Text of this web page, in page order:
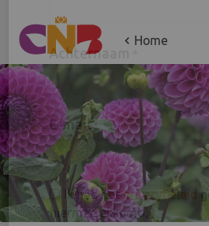
Home
Aanmelden 'Jouw
Voornaam *
Achternaam*